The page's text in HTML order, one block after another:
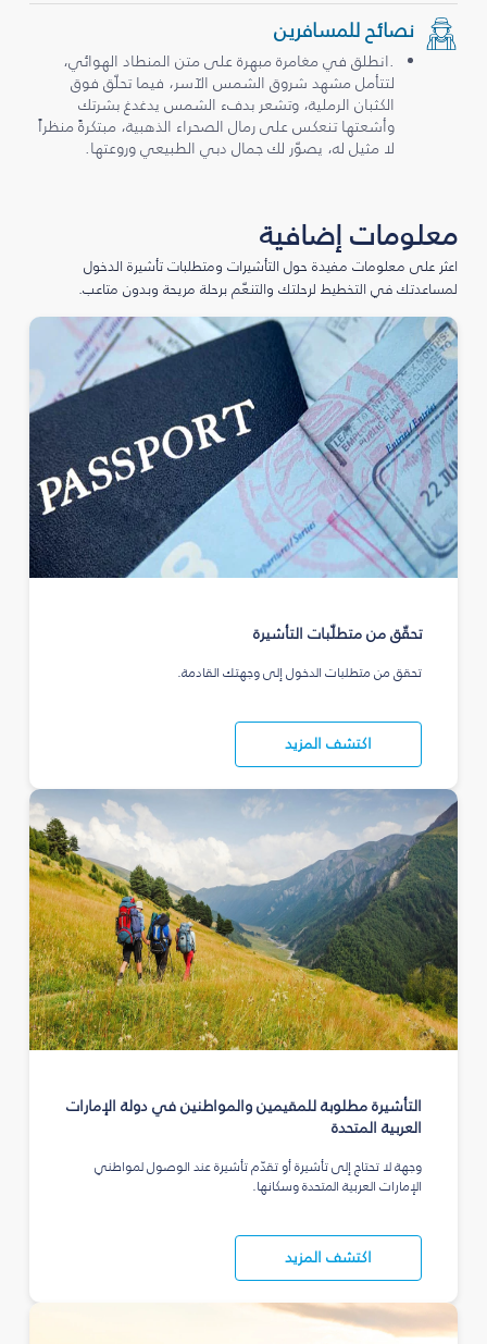
نصائح للمسافرين
.انطلق في مغامرة مبهرة على متن المنطاد الهوائي،
لتتأمل مشهد شروق الشمس الآسر، فيما تحلّق فوق
الكثبان الرملية، وتشعر بدفء الشمس يدغدغ بشرتك
وأشعتها تنعكس على رمال الصحراء الذهبية، مبتكرةً منظراً
لا مثيل له، يصوّر لك جمال دبي الطبيعي وروعتها.
معلومات إضافية
اعثر على معلومات مفيدة حول التأشيرات ومتطلبات تأشيرة الدخول
لمساعدتك في التخطيط لرحلتك والتنعّم برحلة مريحة وبدون متاعب.
تحقّق من متطلّبات التأشيرة
تحقق من متطلبات الدخول إلى وجهتك القادمة.
اكتشف المزيد
التأشيرة مطلوبة للمقيمين والمواطنين في دولة الإمارات
العربية المتحدة
وجهة لا تحتاج إلى تأشيرة أو تقدّم تأشيرة عند الوصول لمواطني
الإمارات العربية المتحدة وسكانها.
اكتشف المزيد